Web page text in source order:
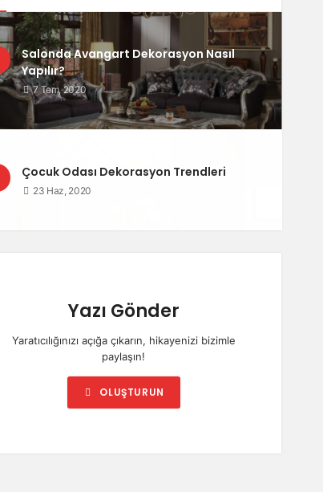
Salonda Avangart Dekorasyon Nasıl
Yapılır?
7 Tem, 2020
Çocuk Odası Dekorasyon Trendleri
23 Haz, 2020
Yazı Gönder
Yaratıcılığınızı açığa çıkarın, hikayenizi bizimle
paylaşın!
OLUŞTURUN